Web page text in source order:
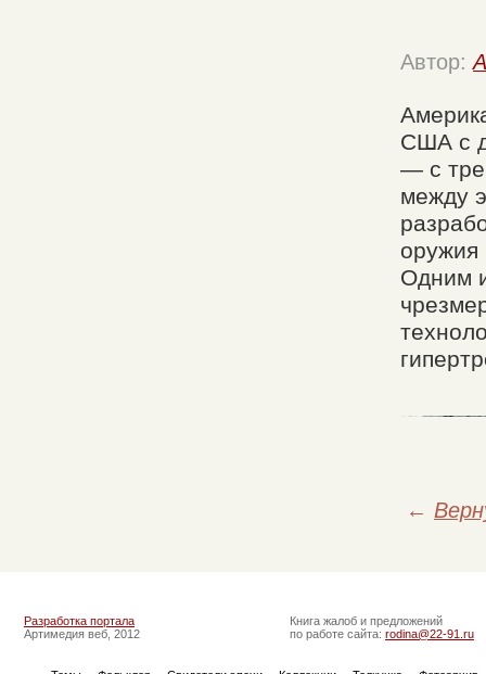
Автор:
США с
— с
между
оружия
Одним
←
Разработка портала
Артимедия веб, 2012
Книга жалоб и предложений
по работе сайта: rodina@22-91.ru